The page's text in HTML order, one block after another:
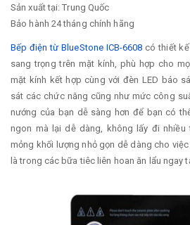
Sản xuất tại: Trung Quốc
Bảo hành 24 tháng chính hãng
Bếp điện từ BlueStone ICB-6608 có thiết kế
sang trọng trên mặt kính, phù hợp cho
mặt kính kết hợp cùng với đèn LED báo
sát các chức năng cũng như mức công
nướng của bạn dễ sàng hơn để bạn có
ngon mà lại dễ dàng, không lấy đi
mỏng khối lượng nhỏ gọn dễ dàng cho
là trong các bữa tiêc liên hoan ăn lẩu ngay